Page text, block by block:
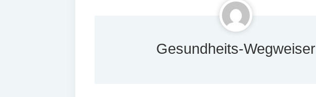
Gesundheits-Wegweiser